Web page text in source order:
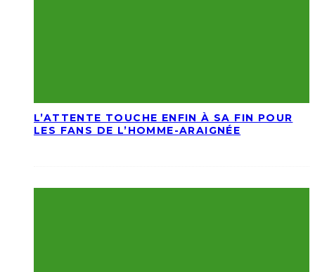
L’ATTENTE TOUCHE ENFIN À SA FIN POUR
LES FANS DE L’HOMME-ARAIGNÉE